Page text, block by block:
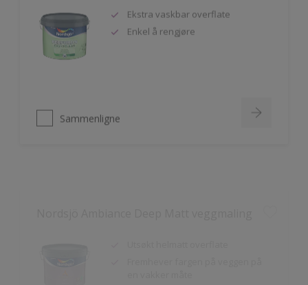
Enkel å rengjøre